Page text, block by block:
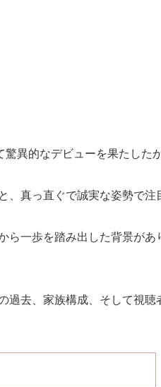
異的なデビューを果たした
真っ直ぐで誠実な姿勢で注
ら一歩を踏み出した背景があ
過去、家族構成、そして視聴